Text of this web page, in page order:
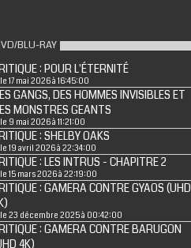
BLU-RAY
: POUR L'ÉTERNITÉ
le 17 mai 2026 à 16:45:00
GANGS, DES HOMMES INVISIBLES ET
MONSTRES GEANTS
le 9 mai 2026 à 11:21:00
: SHELBY OAKS
le 19 avril 2026 à 22:34:00
: LES INTRUS - CHAPITRE 2
le 15 mars 2026 à 22:19:00
: GAMERA CONTRE GYAOS (UHD
le 23 décembre 2025 à 00:42:00
: GAMERA CONTRE BARUGON
4K)